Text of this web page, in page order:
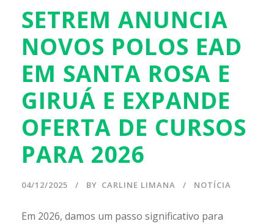
SETREM ANUNCIA
NOVOS POLOS EAD
EM SANTA ROSA E
GIRUÁ E EXPANDE
OFERTA DE CURSOS
PARA 2026
04/12/2025 BY CARLINE LIMANA NOTÍCIA
Em 2026, damos um passo significativo para